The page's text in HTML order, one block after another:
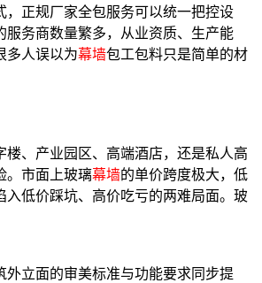
正规厂家全包服务可以统一把控设
服务商数量繁多，从业资质、生产能
多人误以为幕墙包工包料只是简单的材
、产业园区、高端酒店，还是私人高
。市面上玻璃幕墙的单价跨度极大，低
低价踩坑、高价吃亏的两难局面。玻
立面的审美标准与功能要求同步提